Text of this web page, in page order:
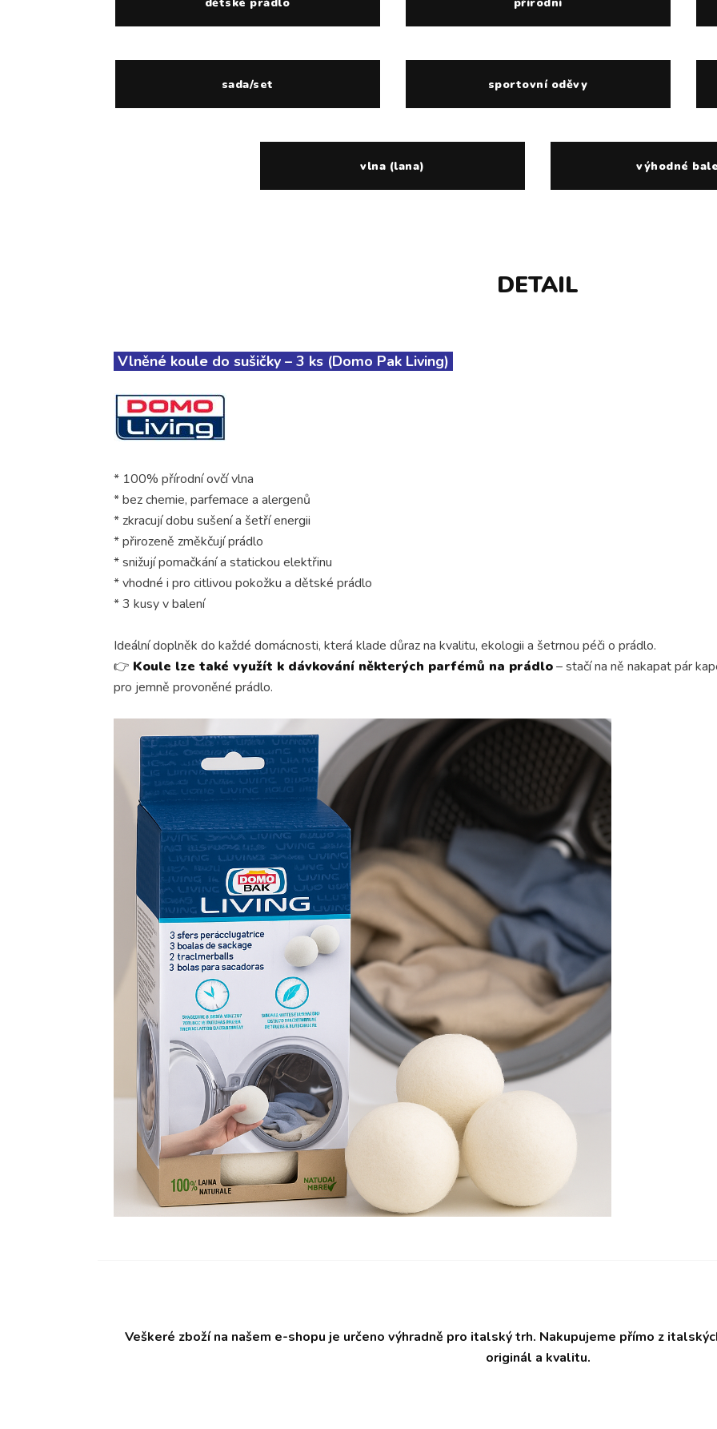
sada/set sportovní oděvy
vlna (lana) výhodné
DETAIL
Vlněné koule do sušičky – 3 ks (Domo Pak Living)
* 100% přírodní ovčí vlna
* bez chemie, parfemace a alergenů
* zkracují dobu sušení a šetří energii
* přirozeně změkčují prádlo
* snižují pomačkání a statickou elektřinu
* vhodné i pro citlivou pokožku a dětské prádlo
* 3 kusy v balení
Ideální doplněk do každé domácnosti, která klade důraz na kvalitu, ekologii a šetrnou péči o prádlo.
👉 Koule lze také využít k dávkování některých parfémů na prádlo– stačí na ně nakapat pár
pro jemně provoněné prádlo.
Veškeré zboží na našem e-shopu je určeno výhradně pro italský trh. Nakupujeme přímo z
originál a kvalitu.